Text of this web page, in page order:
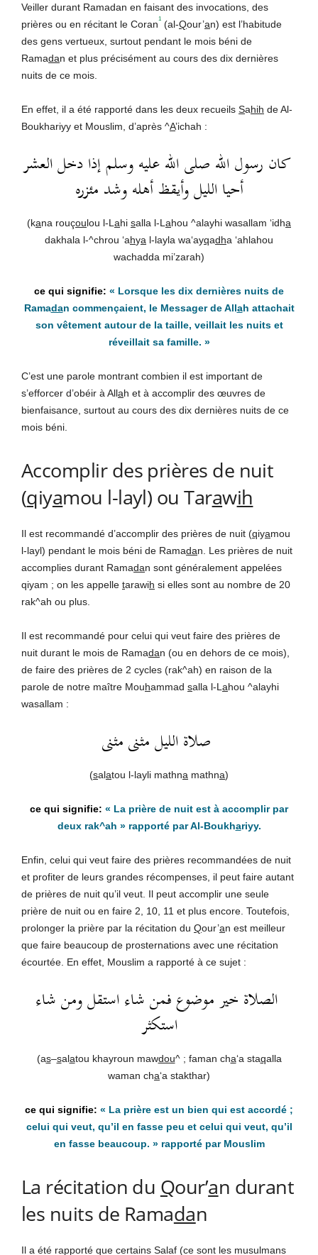
Veiller durant Ramadan en faisant des invocations, des
prières ou en récitant le Coran1 (al-Qour’an) est l’habitude
des gens vertueux, surtout pendant le mois béni de
Ramadan et plus précisément au cours des dix dernières
nuits de ce mois.
En effet, il a été rapporté dans les deux recueils Sahih de Al-
Boukhariyy et Mouslim, d’après ^A’ichah :
كان رسول الله صلى الله عليه وسلم إذا دخل العشر
أحيا الليل وأيقظ أهله وشد مئزره
(kana rouçoulou l-L ahi salla l-L ahou ^alayhi wasallam ‘idha
dakhala l-^chrou ‘ahya l-layla wa‘ayqadha ‘ahlahou
wachadda mi’zarah)
« Lorsque les dix dernières nuits de
Ramadan commençaient, le Messager de Allah attachait
son vêtement autour de la taille, veillait les nuits et
réveillait sa famille. »
C’est une parole montrant combien il est important de
s’efforcer d’obéir à Allah et à accomplir des œuvres de
bienfaisance, surtout au cours des dix dernières nuits de ce
mois béni.
Accomplir des prières de nuit
(qiyamou l-layl) ou Tarawih
Il est recommandé d’accomplir des prières de nuit (qiyamou
l-layl) pendant le mois béni de Ramadan. Les prières de nuit
accomplies durant Ramadan sont généralement appelées
qiyam ; on les appelle tarawih si elles sont au nombre de 20
rak^ah ou plus.
Il est recommandé pour celui qui veut faire des prières de
nuit durant le mois de Ramadan (ou en dehors de ce mois),
de faire des prières de 2 cycles (rak^ah) en raison de la
parole de notre maître Mouhammad salla l-L ahou ^alayhi
wasallam :
صلاة الليل مثنى مثنى
(salatou l-layli mathna mathna)
« La prière de nuit est à accomplir par
deux rak^ah »rapporté par Al-Boukhariyy.
Enfin, celui qui veut faire des prières recommandées de nuit
et profiter de leurs grandes récompenses, il peut faire autant
de prières de nuit qu’il veut. Il peut accomplir une seule
prière de nuit ou en faire 2, 10, 11 et plus encore. Toutefois,
prolonger la prière par la récitation du Qour’an est meilleur
que faire beaucoup de prosternations avec une récitation
écourtée. En effet, Mouslim a rapporté à ce sujet :
الصلاة خير موضوع فمن شاء استقل ومن شاء
استكثر
(as–salatou khayroun mawdou^ ; faman cha‘a staqalla
waman cha‘a stakthar)
« La prière est un bien qui est accordé ;
celui qui veut, qu’il en fasse peu et celui qui veut, qu’il
en fasse beaucoup. »rapporté par Mouslim
La récitation du Qour’an durant
les nuits de Ramadan
Il a été rapporté que certains Salaf (ce sont les musulmans